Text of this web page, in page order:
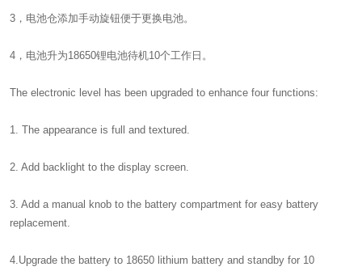
3，电池仓添加手动旋钮便于更换电池。
4，电池升为18650锂电池待机10个工作日。
The electronic level has been upgraded to enhance four functions:
1. The appearance is full and textured.
2. Add backlight to the display screen.
3. Add a manual knob to the battery compartment for easy battery
replacement.
4.Upgrade the battery to 18650 lithium battery and standby for 10